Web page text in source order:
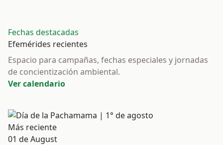
Fechas destacadas
Efemérides recientes
Espacio para campañas, fechas especiales y jornadas
de concientización ambiental.
Ver calendario
Más reciente
01 de August